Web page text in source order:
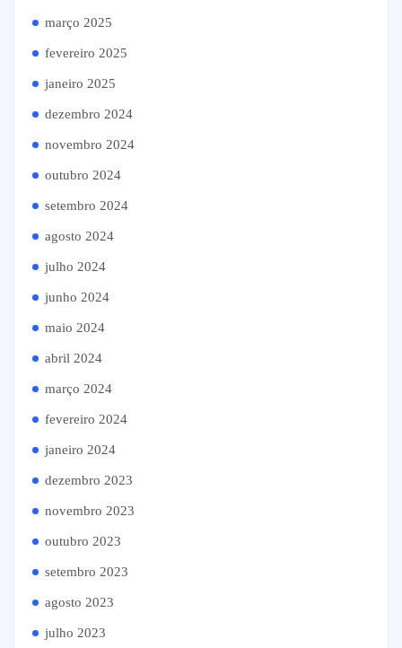
março 2025
fevereiro 2025
janeiro 2025
dezembro 2024
novembro 2024
outubro 2024
setembro 2024
agosto 2024
julho 2024
junho 2024
maio 2024
abril 2024
março 2024
fevereiro 2024
janeiro 2024
dezembro 2023
novembro 2023
outubro 2023
setembro 2023
agosto 2023
julho 2023